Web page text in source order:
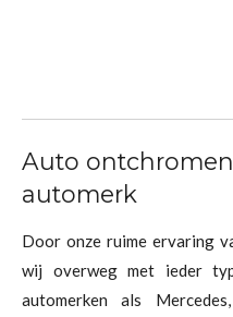
Auto
automerk
Door onze ruime ervaring
wij overweg met ieder
automerken als